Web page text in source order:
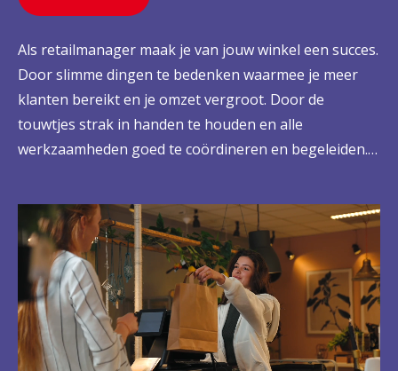
Als retailmanager maak je van jouw winkel een succes.
Door slimme dingen te bedenken waarmee je meer
klanten bereikt en je omzet vergroot. Door de
touwtjes strak in handen te houden en alle
werkzaamheden goed te coördineren en begeleiden.
begeleiden en motiveren. Zo zorg je voor een goede
organisatie en een sterk team, waarmee je samen die
winkel tot een succes maakt.